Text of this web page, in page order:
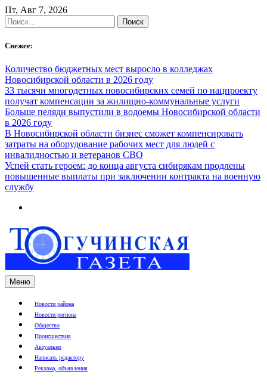
Skip
to
content
Пт, Авг 7, 2026
Найти:
Свежее:
Количество бюджетных мест выросло в колледжах
Новосибирской области в 2026 году
33 тысячи многодетных новосибирских семей по нацпроекту
получат компенсации за жилищно-коммунальные услуги
Больше пеляди выпустили в водоемы Новосибирской области
в 2026 году
В Новосибирской области бизнес сможет компенсировать
затраты на оборудование рабочих мест для людей с
инвалидностью и ветеранов СВО
Успей стать героем: до конца августа сибирякам продлены
повышенные выплаты при заключении контракта на военную
службу
Меню
Новости района
Новости региона
Общество
Происшествия
Актуально
Написать редактору
Реклама, объявления